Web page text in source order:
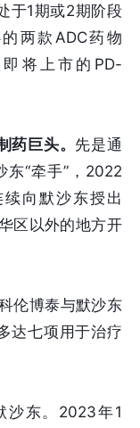
于1期或2期阶段
两款ADC药物
即将上市的PD-
药巨头。 先是通
“牵手”，2022
向默沙东授出
区以外的地方开
伦博泰与默沙东
达七项用于治疗
沙东。2023年1